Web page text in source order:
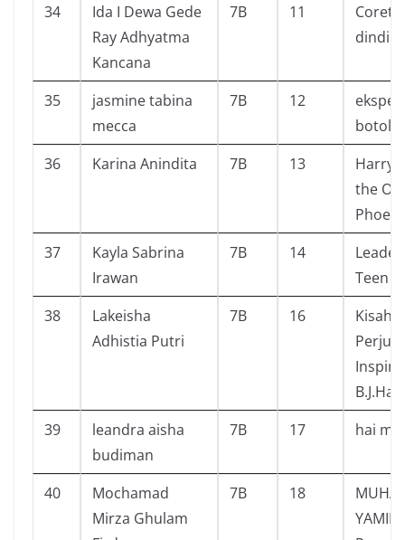
34
Ida I Dewa Gede
Ray Adhyatma
Kancana
7B 11
Coret-
35
jasmine tabina
mecca
7B 12
botol
36
Karina Anindita 7B 13
Harry
the
37
Kayla Sabrina
Irawan
7B 14
Teen
38
Lakeisha
Adhistia Putri
7B 16
Kisah,
39
leandra aisha
budiman
7B 17 hai
40
Mochamad
Mirza Ghulam
7B 18
YAMIN